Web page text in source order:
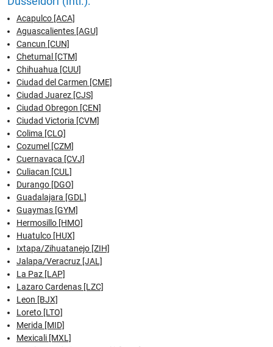
Acapulco [ACA]
Aguascalientes [AGU]
Cancun [CUN]
Chetumal [CTM]
Chihuahua [CUU]
Ciudad del Carmen [CME]
Ciudad Juarez [CJS]
Ciudad Obregon [CEN]
Ciudad Victoria [CVM]
Colima [CLQ]
Cozumel [CZM]
Cuernavaca [CVJ]
Culiacan [CUL]
Durango [DGO]
Guadalajara [GDL]
Guaymas [GYM]
Hermosillo [HMO]
Huatulco [HUX]
Ixtapa/Zihuatanejo [ZIH]
Jalapa/Veracruz [JAL]
La Paz [LAP]
Lazaro Cardenas [LZC]
Leon [BJX]
Loreto [LTO]
Merida [MID]
Mexicali [MXL]